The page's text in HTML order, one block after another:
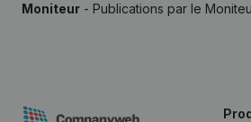
Moniteur - Publications par le